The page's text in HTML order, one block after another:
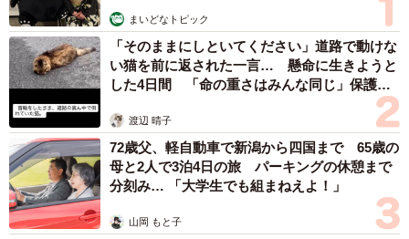
まいどなトピック
「そのままにしといてください」道路で動けな
い猫を前に返された一言… 懸命に生きようと
した4日間 「命の重さはみんな同じ」保護団
渡辺 晴子
72歳父、軽自動車で新潟から四国まで 65歳の
母と2人で3泊4日の旅 パーキングの休憩まで
分刻み… 「大学生でも組まねえよ！」
山岡 もと子